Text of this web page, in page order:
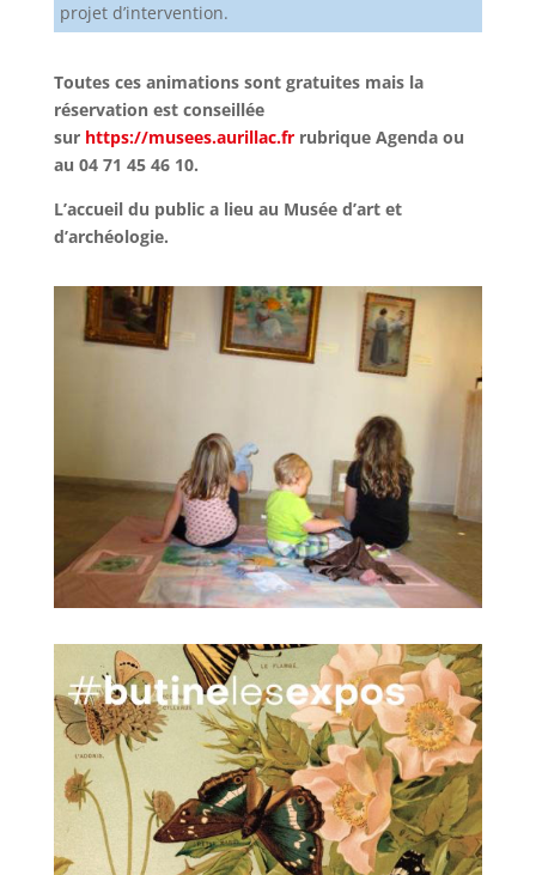
projet d’intervention.
Toutes ces animations sont gratuites mais la
réservation est conseillée
sur https://musees.aurillac.frrubrique Agenda ou
au 04 71 45 46 10.
L’accueil du public a lieu au Musée d’art et
d’archéologie.